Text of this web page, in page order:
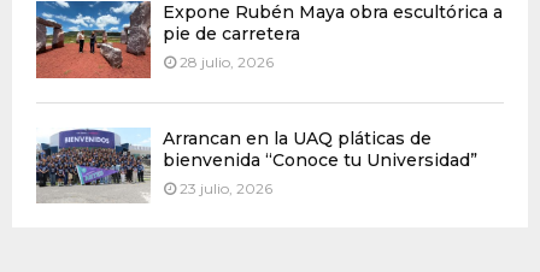
Expone Rubén Maya obra escultórica a
pie de carretera
28 julio, 2026
Arrancan en la UAQ pláticas de
bienvenida “Conoce tu Universidad”
23 julio, 2026